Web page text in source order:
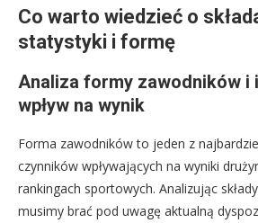
Co warto wiedzieć o
statystyki i formę
Analiza formy zawodników i
wpływ na wynik
Forma zawodników to jeden z
czynników wpływających na wyniki
rankingach sportowych. Analizując
musimy brać pod uwagę aktualną